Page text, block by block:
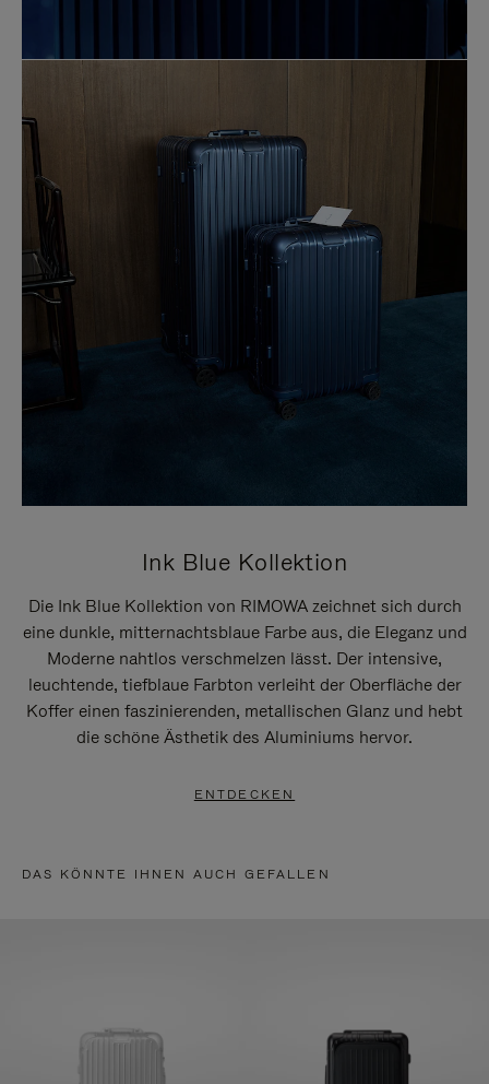
Ink Blue Kollektion
Die Ink Blue Kollektion von RIMOWA zeichnet sich durch
eine dunkle, mitternachtsblaue Farbe aus, die Eleganz und
Moderne nahtlos verschmelzen lässt. Der intensive,
leuchtende, tiefblaue Farbton verleiht der Oberfläche der
Koffer einen faszinierenden, metallischen Glanz und hebt
die schöne Ästhetik des Aluminiums hervor.
ENTDECKEN
DAS KÖNNTE IHNEN AUCH GEFALLEN